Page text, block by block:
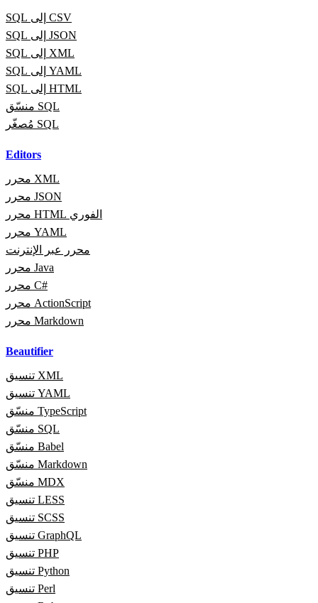
SQL إلى CSV
SQL إلى JSON
SQL إلى XML
SQL إلى YAML
SQL إلى HTML
منسّق SQL
مُصغّر SQL
Editors
محرر XML
محرر JSON
محرر HTML الفوري
محرر YAML
محرر عبر الإنترنت
محرر Java
محرر C#
محرر ActionScript
محرر Markdown
Beautifier
تنسيق XML
تنسيق YAML
منسّق TypeScript
منسّق SQL
منسّق Babel
منسّق Markdown
منسّق MDX
تنسيق LESS
تنسيق SCSS
تنسيق GraphQL
تنسيق PHP
تنسيق Python
تنسيق Perl